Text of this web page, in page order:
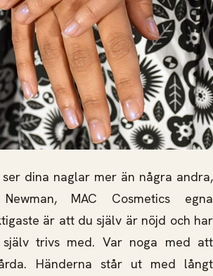
dina naglar mer än några andra,
MAC Cosmetics egna
är att du själv är nöjd och har
trivs med. Var noga med att
Händerna står ut med långt